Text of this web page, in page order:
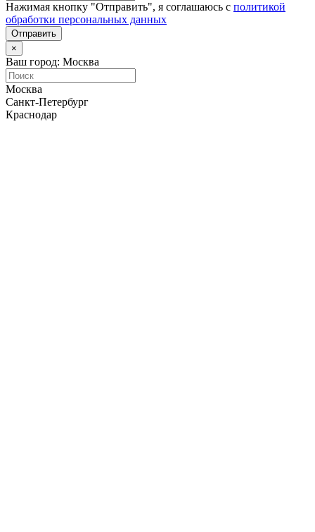
Нажимая кнопку "Отправить", я соглашаюсь с политикой
обработки персональных данных
Отправить
×
Ваш город: Москва
Москва
Санкт-Петербург
Краснодар